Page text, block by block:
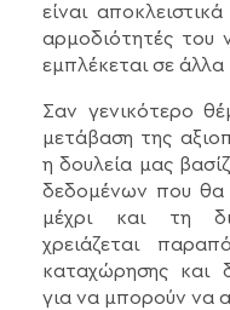
είναι
αρμοδιότητές του
εμπλέκεται σε
Σαν γενικότερο
μετάβαση της
η δουλεία μας
δεδομένων που
μέχρι και τη
χρειάζεται
καταχώρησης και
για να μπορούν να